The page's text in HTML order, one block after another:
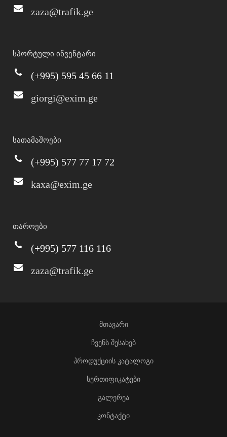
zaza@trafik.ge
სპორტული ინვენტარი
(+995) 595 45 66 11
giorgi@exim.ge
სათამაშოები
(+995) 577 77 17 72
kaxa@exim.ge
თაროები
(+995) 577 116 116
zaza@trafik.ge
მთავარი
ჩვენს შესახებ
პროდუქციის კატალოგი
სერთიფიკატები
გალერეა
კონტაქტი